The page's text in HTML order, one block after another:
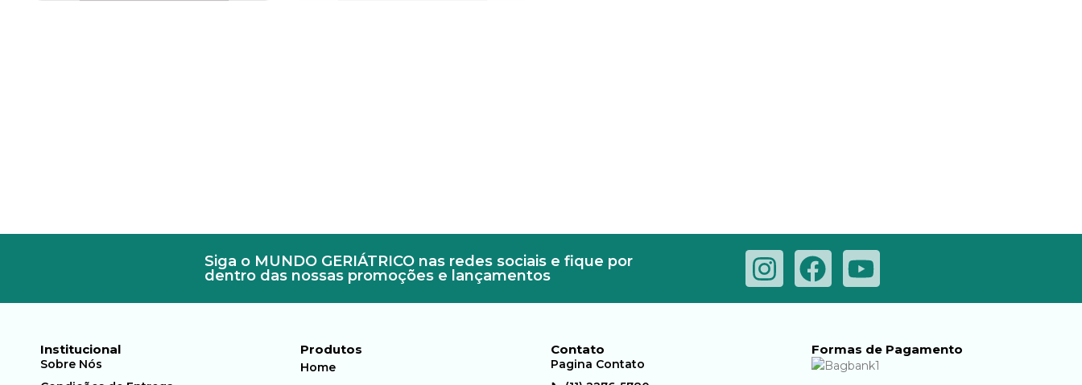
Siga o MUNDO GERIÁTRICO nas redes sociais e fique por
dentro das nossas promoções e lançamentos
Institucional
Sobre Nós
Produtos
Home
Contato
Pagina Contato
Formas de Pagamento